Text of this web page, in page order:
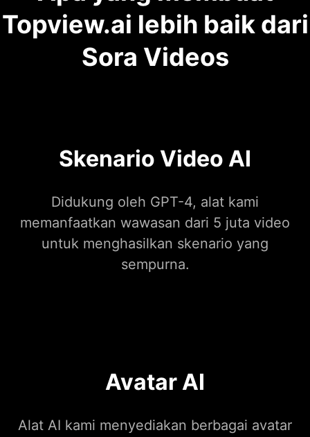
Topview.ai lebih baik dari
Sora Videos
Skenario Video AI
Didukung oleh GPT-4, alat kami
memanfaatkan wawasan dari 5 juta video
untuk menghasilkan skenario yang
sempurna.
Avatar AI
Alat AI kami menyediakan berbagai avatar